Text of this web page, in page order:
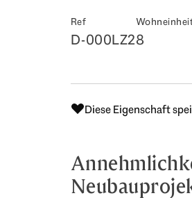
Ref
D-000LZ28
Diese Eigenschaft